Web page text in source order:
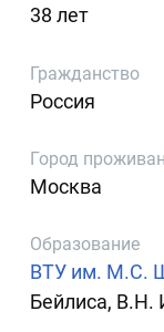
38 лет
Гражданство
Россия
Город
Москва
Образование
ВТУ им. М.С.
Бейлиса, В.Н.